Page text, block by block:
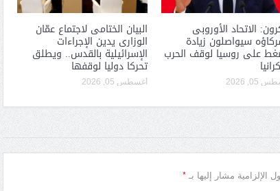
الاتحاد الأوروبى
سيواصلون زيادة
على روسيا لوقف الحرب
05, 2026
البيان الختامى لاجتماع عمّان
الوزارى يدين الإجراءات
الإسرائيلية بالقدس.. ويطلق
تحركا دوليا لوقفها
أغسطس 05, 2026
الإلزامية مشار إليها بـ *